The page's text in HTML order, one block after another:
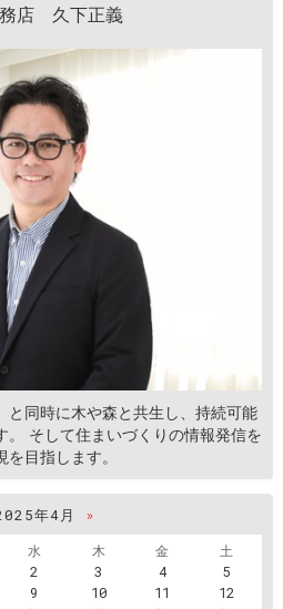
店 久下正義
と同時に木や森と共生し、持続可能
。 そして住まいづくりの情報発信を
目指します。
年4月
»
水 木 金
土
2 3 4
5
9 10 11
12